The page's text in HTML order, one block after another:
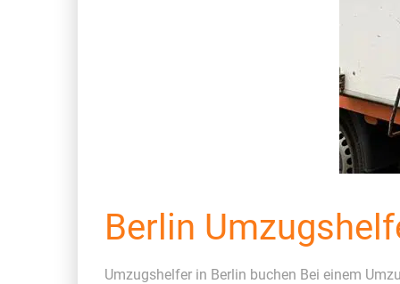
Berlin
Umzugshelfer in Berlin buchen Bei einem